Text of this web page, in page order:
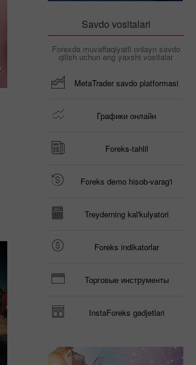
Savdo vositalari
Forexda muvaffaqiyatli onlayn savdo
qilish uchun eng yaxshi vositalar
MetaTrader savdo platformasi
Графики онлайн
Foreks-tahlil
Foreks demo hisob-varag'i
Treyderning kal'kulyatori
Foreks indikatorlar
Торговые инструменты
InstaForeks gadjetlari